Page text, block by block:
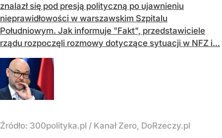
znalazł się pod presją polityczną po ujawnieniu
nieprawidłowości w warszawskim Szpitalu
Południowym. Jak informuje "Fakt", przedstawiciele
rządu rozpoczęli rozmowy dotyczące sytuacji w NFZ i...
Źródło: 300polityka.pl / Kanał Zero, DoRzeczy.pl